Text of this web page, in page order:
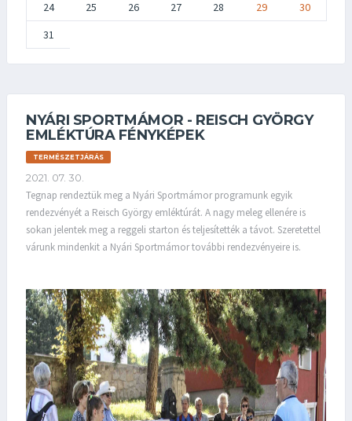
24
25 26 27 28 29
30
31
NYÁRI SPORTMÁMOR - REISCH GYÖRGY
EMLÉKTÚRA FÉNYKÉPEK
TERMÉSZETJÁRÁS
2021. 07. 30.
Tegnap rendeztük meg a Nyári Sportmámor programunk egyik
rendezvényét a Reisch György emléktúrát. A nagy meleg ellenére is
sokan jelentek meg a reggeli starton és teljesítették a távot. Szeretettel
várunk mindenkit a Nyári Sportmámor további rendezvényeire is.